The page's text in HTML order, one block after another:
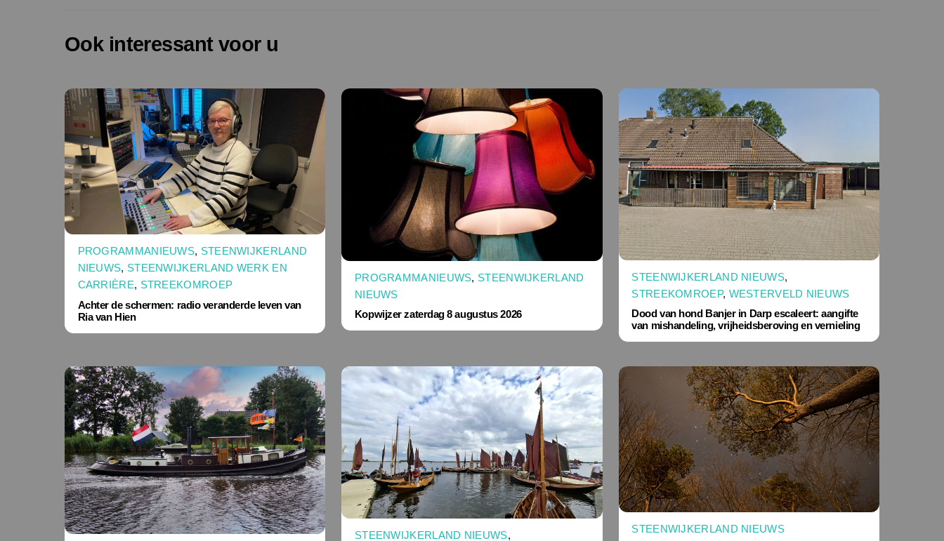
Ook interessant voor u
PROGRAMMANIEUWS, STEENWIJKERLAND
NIEUWS, STEENWIJKERLAND WERK EN
CARRIÈRE, STREEKOMROEP
Achter de schermen: radio veranderde leven van
Ria van Hien
PROGRAMMANIEUWS, STEENWIJKERLAND
NIEUWS
Kopwijzer zaterdag 8 augustus 2026
STEENWIJKERLAND NIEUWS,
STREEKOMROEP, WESTERVELD NIEUWS
Dood van hond Banjer in Darp escaleert: aangifte
van mishandeling, vrijheidsberoving en vernieling
STEENWIJKERLAND NIEUWS,
STEENWIJKERLAND NIEUWS